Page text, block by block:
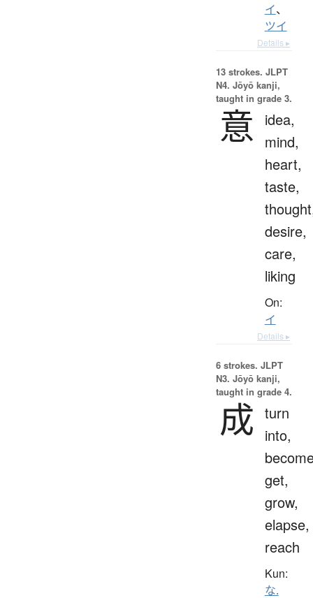
イ、
ツイ
Details ▸
13 strokes. JLPT
N4. Jōyō kanji,
taught in grade 3.
意
idea,
mind,
heart,
taste,
desire,
care,
liking
On:
イ
Details ▸
6 strokes. JLPT
N3. Jōyō kanji,
taught in grade 4.
成 turn
into,
get,
grow,
elapse,
reach
Kun:
な.